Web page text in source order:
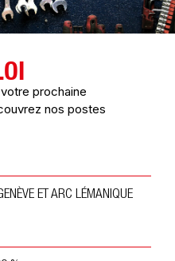
prochaine
nos postes
ET ARC LÉMANIQUE